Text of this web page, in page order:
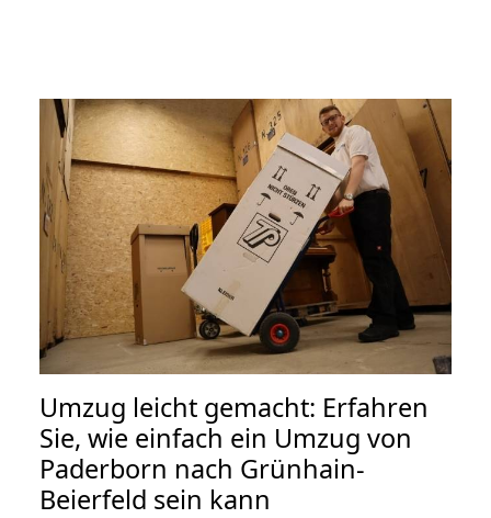
Umzug leicht gemacht: Erfahren
Sie, wie einfach ein Umzug von
Paderborn nach Grünhain-
Beierfeld sein kann